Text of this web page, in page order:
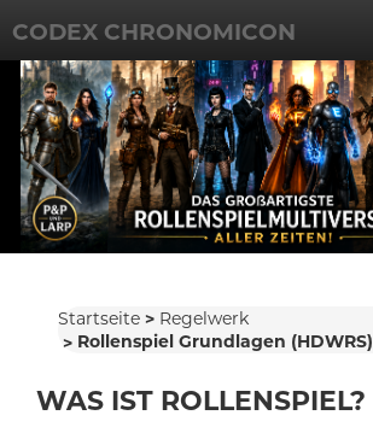
CODEX CHRONOMICON
Startseite
Regelwerk
Rollenspiel Grundlagen (HDWRS)
WAS IST ROLLENSPIEL?